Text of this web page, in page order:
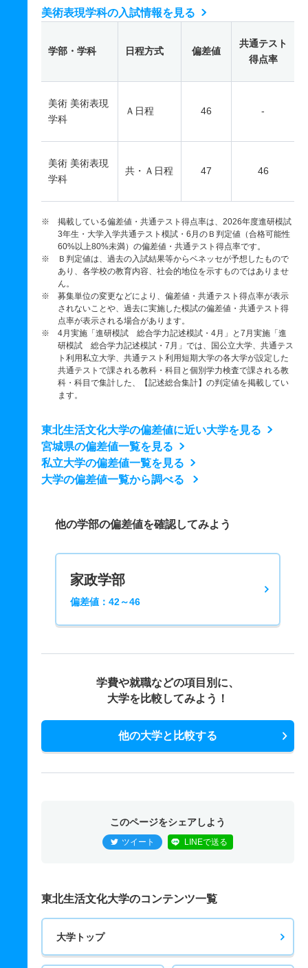
美術表現学科の入試情報を見る
学部・学科 日程方式 偏差値
共通テスト
得点率
美術 美術表現
学科
Ａ日程 46 -
美術 美術表現
学科
共・Ａ日程 47 46
※ 掲載している偏差値・共通テスト得点率は、2026年度進研模試
3年生・大学入学共通テスト模試・6月のＢ判定値（合格可能性
60%以上80%未満）の偏差値・共通テスト得点率です。
※ Ｂ判定値は、過去の入試結果等からベネッセが予想したもので
あり、各学校の教育内容、社会的地位を示すものではありませ
ん。
※ 募集単位の変更などにより、偏差値・共通テスト得点率が表示
されないことや、過去に実施した模試の偏差値・共通テスト得
点率が表示される場合があります。
※ 4月実施「進研模試 総合学力記述模試・4月」と7月実施「進
研模試 総合学力記述模試・7月」では、国公立大学、共通テス
ト利用私立大学、共通テスト利用短期大学の各大学が設定した
共通テストで課される教科・科目と個別学力検査で課される教
科・科目で集計した、【記述総合集計】の判定値を掲載してい
ます。
東北生活文化大学の偏差値に近い大学を見る
宮城県の偏差値一覧を見る
私立大学の偏差値一覧を見る
大学の偏差値一覧から調べる
他の学部の偏差値を確認してみよう
家政学部
偏差値：42～46
学費や就職などの項目別に、
大学を比較してみよう！
他の大学と比較する
このページをシェアしよう
ツイート LINEで送る
東北生活文化大学のコンテンツ一覧
大学トップ